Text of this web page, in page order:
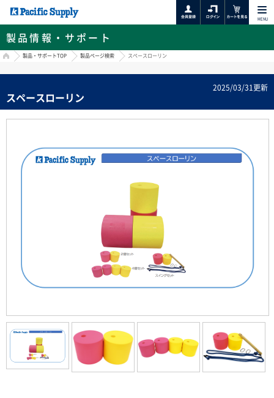
MENU
製品情報・サポート
HOME製品・サポートTOP 製品ページ検索 スペースローリン
2025/03/31更新
スペースローリン